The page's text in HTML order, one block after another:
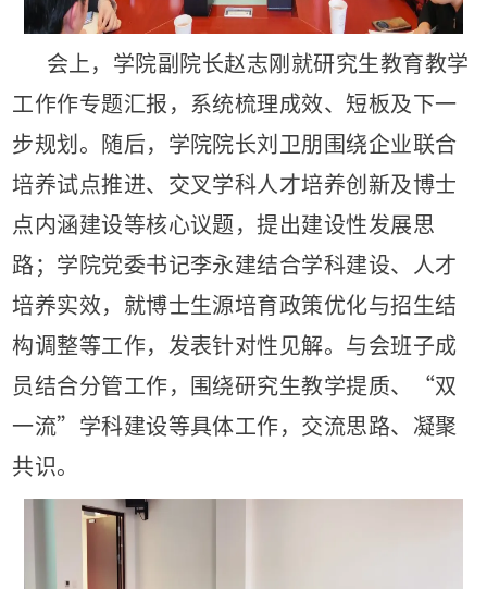
会上，学院副院长赵志刚就研究生教育教学
工作作专题汇报，系统梳理成效、短板及下一
步规划。随后，学院院长刘卫朋围绕企业联合
培养试点推进、交叉学科人才培养创新及博士
点内涵建设等核心议题，提出建设性发展思
路；学院党委书记李永建结合学科建设、人才
培养实效，就博士生源培育政策优化与招生结
构调整等工作，发表针对性见解。与会班子成
员结合分管工作，围绕研究生教学提质、“双
一流”学科建设等具体工作，交流思路、凝聚
共识。